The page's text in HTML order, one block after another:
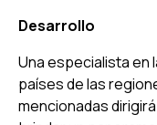
Desarrollo
Una especialista en
países de las
mencionadas